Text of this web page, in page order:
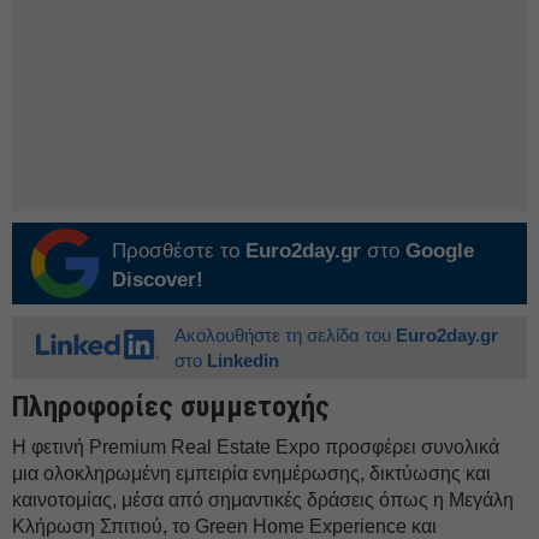
Προσθέστε το Euro2day.gr στο Google
Discover!
Ακολουθήστε τη σελίδα του Euro2day.gr
στο Linkedin
Πληροφορίες συμμετοχής
Η φετινή Premium Real Estate Expo προσφέρει συνολικά
μια ολοκληρωμένη εμπειρία ενημέρωσης, δικτύωσης και
καινοτομίας, μέσα από σημαντικές δράσεις όπως η Μεγάλη
Κλήρωση Σπιτιού, το Green Home Experience και